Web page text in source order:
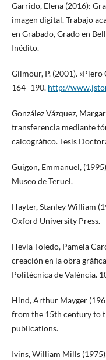
Garrido, Elena (2016):
imagen digital. Trabajo
en Grabado, Grado en
Inédito.
Gilmour, P. (2001).
164–190. http://
González Vázquez,
transferencia mediante
calcográfico. Tesis
Guigon, Emmanuel,
Museo de Teruel.
Hayter, Stanley William
Oxford University Press.
Hevia Toledo, Pamela
creación en la obra
Politècnica de València.
Hind, Arthur Mayger
from the 15th century to
publications.
Ivins, William Mills